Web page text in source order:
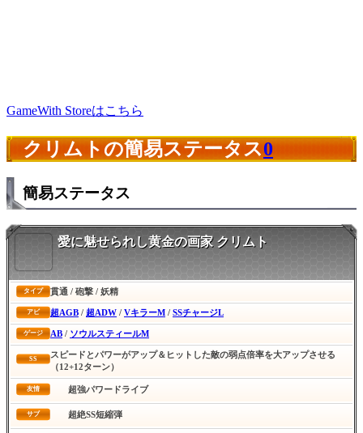
GameWith Storeはこちら
クリムトの簡易ステータス0
簡易ステータス
愛に魅せられし黄金の画家 クリムト
タイプ 貫通 / 砲撃 / 妖精
アビ 超AGB / 超ADW / VキラーM / SSチャージL
ゲージ AB / ソウルスティールM
SS
スピードとパワーがアップ＆ヒットした敵の弱点倍率を大アップさせる
（12+12ターン）
友情 超強パワードライブ
サブ 超絶SS短縮弾